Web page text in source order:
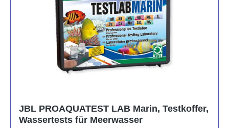
JBL PROAQUATEST LAB Marin, Testkoffer,
Wassertests für Meerwasser